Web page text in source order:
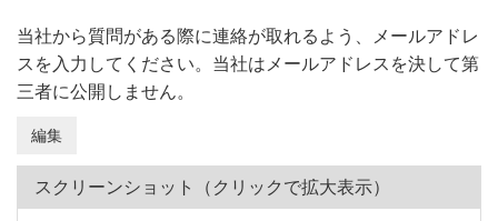
当社から質問がある際に連絡が取れるよう、メールアドレ
スを入力してください。当社はメールアドレスを決して第
三者に公開しません。
スクリーンショット（クリックで拡大表示）